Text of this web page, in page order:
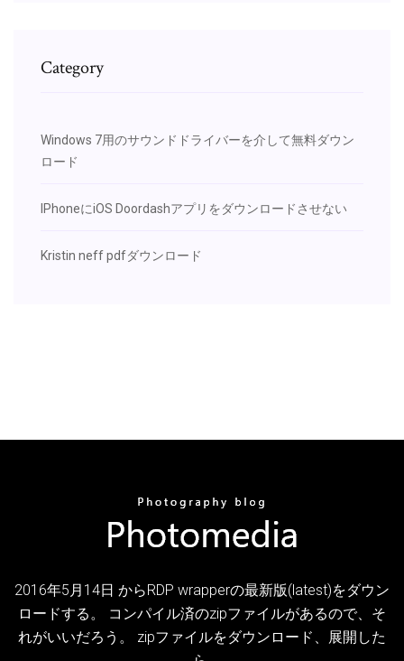
Category
Windows 7用のサウンドドライバーを介して無料ダウン
ロード
IPhoneにiOS Doordashアプリをダウンロードさせない
Kristin neff pdfダウンロード
2016年5月14日 からRDP wrapperの最新版(latest)をダウン
ロードする。 コンパイル済のzipファイルがあるので、そ
れがいいだろう。 zipファイルをダウンロード、展開した